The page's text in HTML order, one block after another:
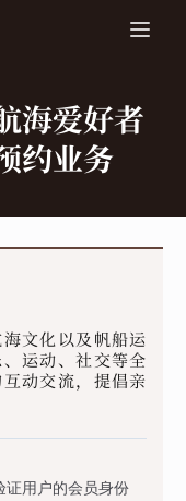
海爱好者
约业务
文化以及帆船运
运动、社交等全
动交流，提倡亲
证用户的会员身份